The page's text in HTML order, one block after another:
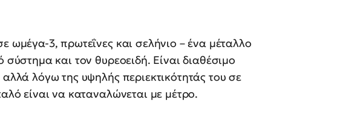
ωμέγα-3, πρωτεΐνες και σελήνιο – ένα μέταλλο
και τον θυρεοειδή. Είναι διαθέσιμο
λόγω της υψηλής περιεκτικότητάς του σε
είναι να καταναλώνεται με μέτρο.